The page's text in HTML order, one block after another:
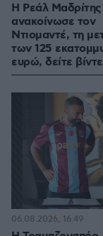
Η Ρεάλ Μαδρίτης
ανακοίνωσε τον
Ντιομαντέ, τη
των 125
ευρώ, δείτε
06.08.2026, 16:49